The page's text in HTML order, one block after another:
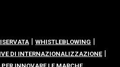
WHISTLEBLOWING
DI INTERNAZIONALIZZAZIONE